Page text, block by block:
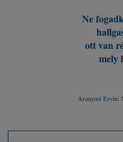
Ne
ott van
mely
Aranyosi Ervin: